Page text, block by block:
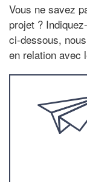
Vous ne savez
projet ?
ci-dessous,
en relation avec